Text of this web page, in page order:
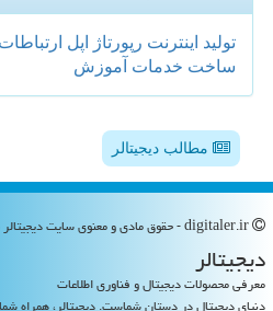
تولید اینترنت رپورتاژ اپل
ساخت خدمات آموزش
مطالب دیجیتالر
دیجیتالر
معرفی محصولات دیجیتال و فناوری اطلاعات
دنیای دیجیتال در دستان شماست. دیجیتالر، همراه